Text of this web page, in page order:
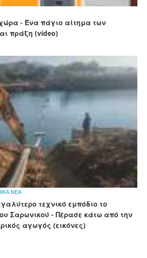
- Ένα πάγιο αίτημα των
πράξη (video)
ΝΕΑ
τεχνικό εμπόδιο το
Σαρωνικού - Πέρασε κάτω από την
αγωγός (εικόνες)